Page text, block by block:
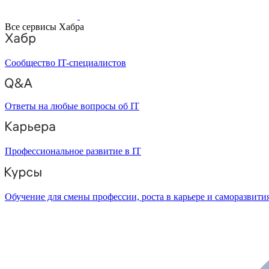
Все сервисы Хабра
Сообщество IT-специалистов
Ответы на любые вопросы об IT
Профессиональное развитие в IT
Обучение для смены профессии, роста в карьере и